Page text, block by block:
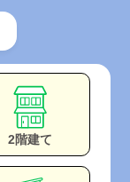
2階建て